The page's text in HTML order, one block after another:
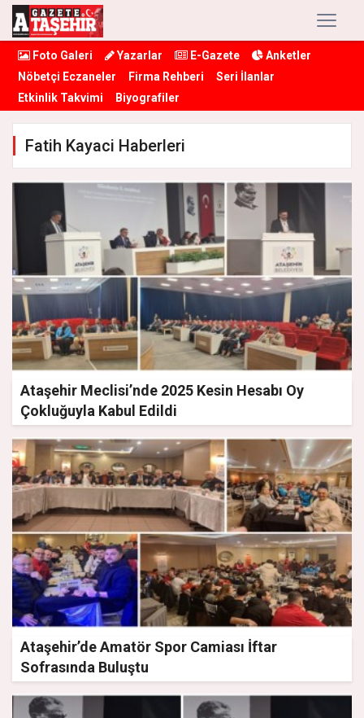
Foto Galeri Yazarlar E-Gazete
Anketler
Nöbetçi Eczaneler
Firma Rehberi
Seri İlanlar
Etkinlik Takvimi
Biyografiler
Fatih Kayaci Haberleri
Ataşehir Meclisi’nde 2025 Kesin Hesabı Oy
Çokluğuyla Kabul Edildi
Ataşehir’de Amatör Spor Camiası İftar
Sofrasında Buluştu